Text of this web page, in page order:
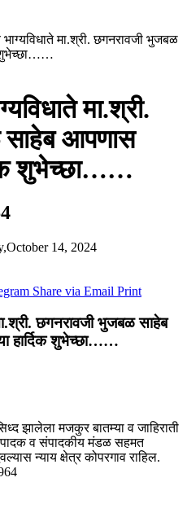
मा.श्री. छगनरावजी भुजबळ
शुभेच्छा……
मा.श्री.
आपणास
शुभेच्छा……
14, 2024
Share via Email Print
छगनरावजी भुजबळ साहेब
हार्दिक शुभेच्छा……
झालेला मजकुर बातम्या व जाहिराती
व संपादकीय मंडळ सहमत
न्याय क्षेत्र कोपरगाव राहिल.